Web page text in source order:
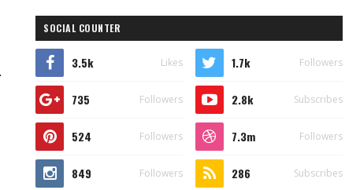
SOCIAL COUNTER
3.5k Likes 1.7k Followers
735 Followers 2.8k Subscribes
524 Followers 7.3m Followers
849 Followers 286 Subscribes